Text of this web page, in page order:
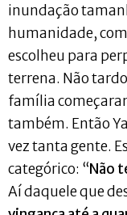
inundação
humanidade,
escolheu para
terrena. Não
família
também. Então
vez tanta gente.
categórico: “Não
Aí daquele que